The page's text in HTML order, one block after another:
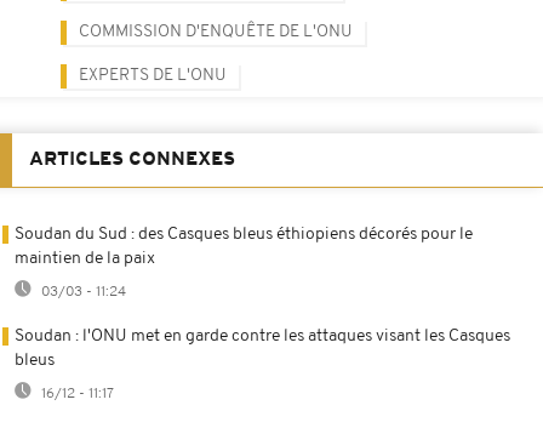
COMMISSION D'ENQUÊTE DE L'ONU
EXPERTS DE L'ONU
ARTICLES CONNEXES
Soudan du Sud : des Casques bleus éthiopiens décorés pour le
maintien de la paix
03/03 - 11:24
Soudan : l'ONU met en garde contre les attaques visant les Casques
bleus
16/12 - 11:17